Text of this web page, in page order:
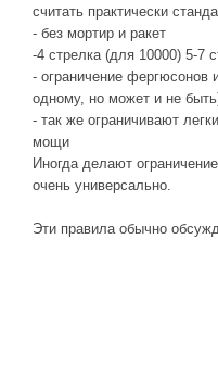
считать практически
- без мортир и ракет
-4 стрелка (для 10000) 5-7
- ограничение фергюсонов
одному, но может и не
- так же ограничивают
мощи
Иногда делают
очень универсально.
Эти правила обычно